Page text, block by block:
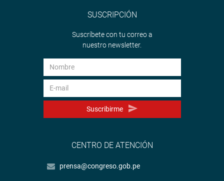
SUSCRIPCIÓN
Suscríbete con tu correo a
nuestro newsletter.
Suscribirme
CENTRO DE ATENCIÓN
prensa@congreso.gob.pe